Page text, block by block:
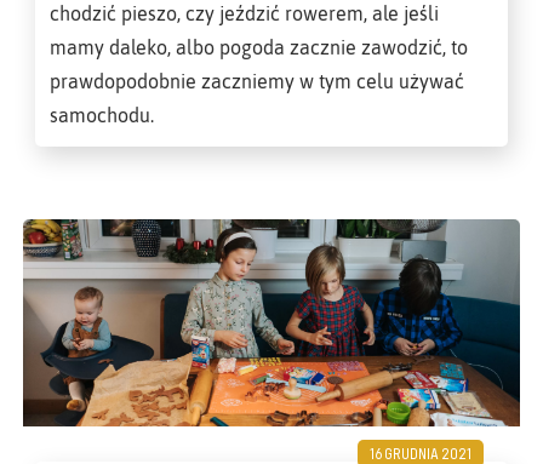
chodzić pieszo, czy jeździć rowerem, ale jeśli
mamy daleko, albo pogoda zacznie zawodzić, to
prawdopodobnie zaczniemy w tym celu używać
samochodu.
16 GRUDNIA 2021